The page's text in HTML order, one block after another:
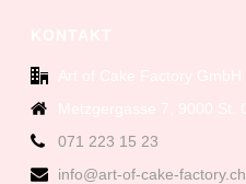
071 223 15 23
info@art-of-cake-factory.ch